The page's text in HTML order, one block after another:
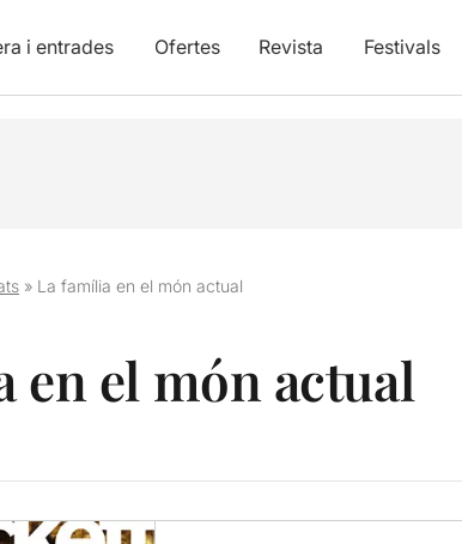
i entrades Ofertes Revista Festivals
» La família en el món actual
en el món actual